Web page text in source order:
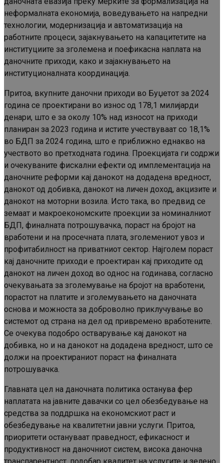
неформалната економија, воведувањето на напредни
технологии, модернизација и автоматизација на
работните процеси, зајакнувањето на капацитетите на
институциите за зголемена и поефикасна наплата на
даночните приходи, како и зајакнувањето на
институционалната координација.
Притоа, вкупните даночни приходи во Буџетот за 2024
година се проектирани во износ од 178,1 милијарди
денари, што е за околу 10% над износот на приходи
планиран за 2023 година и истите учествуваат со 18,1%
во БДП за 2024 година, што е приближно еднакво на
учеството во претходната година. Проекцијата ги содржи
и очекуваните фискални ефекти од имплементација на
даночните реформи кај данокот на додадена вредност,
данокот од добивка, данокот на личен доход, акцизите и
данокот на моторни возила. Исто така, во предвид се
земаат и макроекономските проекции за номиналниот
БДП, финалната потрошувачка, пораст на бројот на
вработени и на просечната плата, зголемениот увоз и
профитабилност на приватниот сектор. Најголем пораст
кај даночните приходи е проектиран кај приходите од
данокот на личен доход во однос на годинава, согласно
очекувањата за зголемување на бројот на вработени,
порастот на платите и зголемувањето на даночната
основа и можноста за доброволно приклучување во
системот од страна на дел од привремено вработените.
Се очекува подобро остварување кај данокот на
добивка, но и на данокот на додадена вредност, што се
должи на проектираниот пораст на финалната
потрошувачка.
Главната цел на даночната политика останува фер
наплатата на јавните давачки со цел обезбедување на
средства за поддршка на економскиот раст и
обезбедување на квалитетни јавни услуги. Притоа,
приоритети остануваат праведност, ефикасност и
продуктивност на даночниот систем, висока даночна